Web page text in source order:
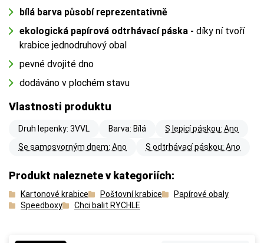
bílá barva působí reprezentativně
ekologická papírová odtrhávací páska - díky ní tvoří
krabice jednodruhový obal
pevné dvojité dno
dodáváno v plochém stavu
Vlastnosti produktu
Druh lepenky: 3VVL Barva: Bílá
S lepicí páskou: Ano
Se samosvorným dnem: Ano
S odtrhávací páskou: Ano
Produkt naleznete v kategoriích:
Kartonové krabice Poštovní krabice
Papírové obaly
Speedboxy
Chci balit RYCHLE